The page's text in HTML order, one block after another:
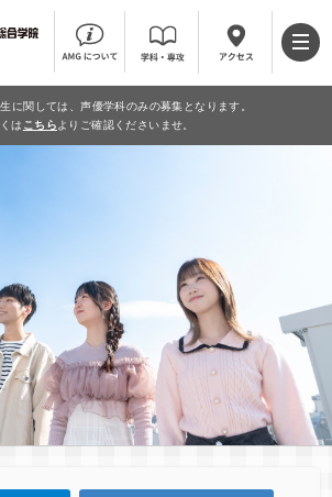
に関しては、声優学科のみの募集となります。
は こちら よりご確認くださいませ。